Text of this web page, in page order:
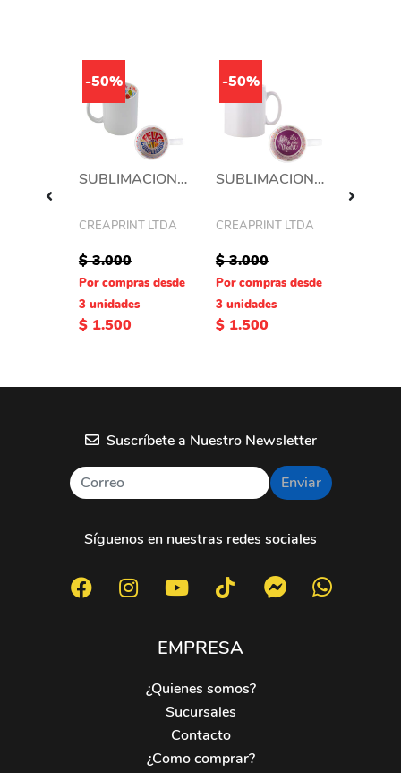
-50%
SUBLIMACION TAZON FONDO IMAGEN 11 OZ FELIZ CUMPLEAÑO
CREAPRINT LTDA
$ 3.000
Por compras desde
3 unidades
$ 1.500
-50%
SUBLIMACION TAZON FONDO IMAGEN 11 OZ DIA DE LAS MADRE
CREAPRINT LTDA
$ 3.000
Por compras desde
3 unidades
$ 1.500
Suscríbete a Nuestro Newsletter
Enviar
Síguenos en nuestras redes sociales
EMPRESA
¿Quienes somos?
Sucursales
Contacto
¿Como comprar?